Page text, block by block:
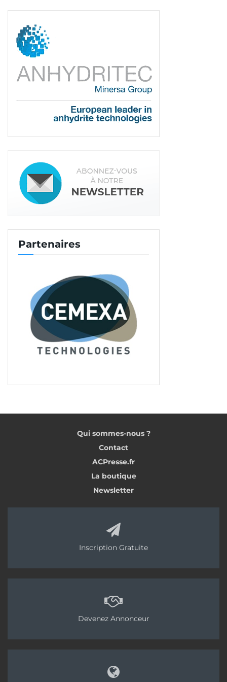
sa précision et sa créativité. Le podium est
complété par Lauric Lepaintheur, 2
Conception) et Antoine Charpentier, 3
Antoine Charpentier).
Un tremplin vers
l’international
En tant que Meilleur Carreleur de France 2024,
par un chèque et des outils professionnels offerts
par Parexlanko. Mais il obtient aussi une place pour
représenter la France au concours international
des carreleurs. Organisé en Chine en 2025, où il
Et suivez-nous sur tous nos réseaux sociaux !
Lepaintheur et Antoine Charpentier, en finale du
Mailleur carreleur 2024 de Parexlanko.
[©Parexlanko]
Carrelage Artisanat
Partenaires
Qui sommes-nous ?
Contact
ACPresse.fr
La boutique
Newsletter
Inscription Gratuite
Devenez Annonceur